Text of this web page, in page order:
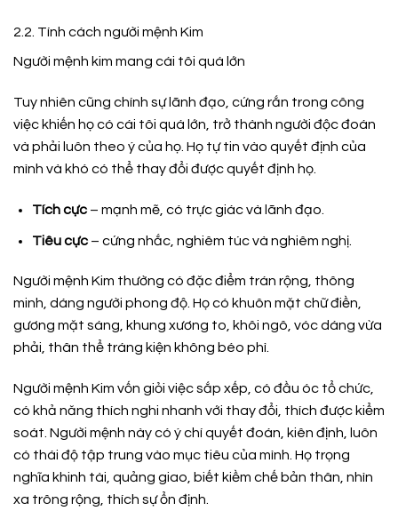
2.2. Tính cách người mệnh Kim
Người mệnh kim mang cái tôi quá lớn
Tuy nhiên cũng chính sự lãnh đạo, cứng rắn trong công
việc khiến họ có cái tôi quá lớn, trở thành người độc đoán
và phải luôn theo ý của họ. Họ tự tin vào quyết định của
mình và khó có thể thay đổi được quyết định họ.
Tích cực– mạnh mẽ, có trực giác và lãnh đạo.
Tiêu cực– cứng nhắc, nghiêm túc và nghiêm nghị.
Người mệnh Kim thường có đặc điểm trán rộng, thông
minh, dáng người phong độ. Họ có khuôn mặt chữ điền,
gương mặt sáng, khung xương to, khôi ngô, vóc dáng vừa
phải, thân thể tráng kiện không béo phì.
Người mệnh Kim vốn giỏi việc sắp xếp, có đầu óc tổ chức,
có khả năng thích nghi nhanh với thay đổi, thích được kiểm
soát. Người mệnh này có ý chí quyết đoán, kiên định, luôn
có thái độ tập trung vào mục tiêu của mình. Họ trọng
nghĩa khinh tài, quảng giao, biết kiềm chế bản thân, nhìn
xa trông rộng, thích sự ổn định.